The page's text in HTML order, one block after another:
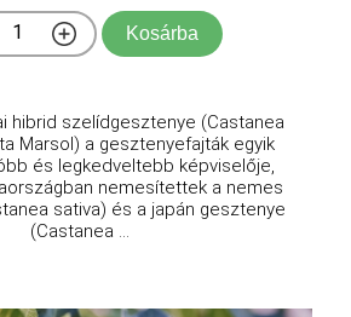
Kosárba
hibrid szelídgesztenye (Castanea
Marsol) a gesztenyefajták egyik
és legkedveltebb képviselője,
nemesítettek a nemes
sativa) és a japán gesztenye
(Castanea ...